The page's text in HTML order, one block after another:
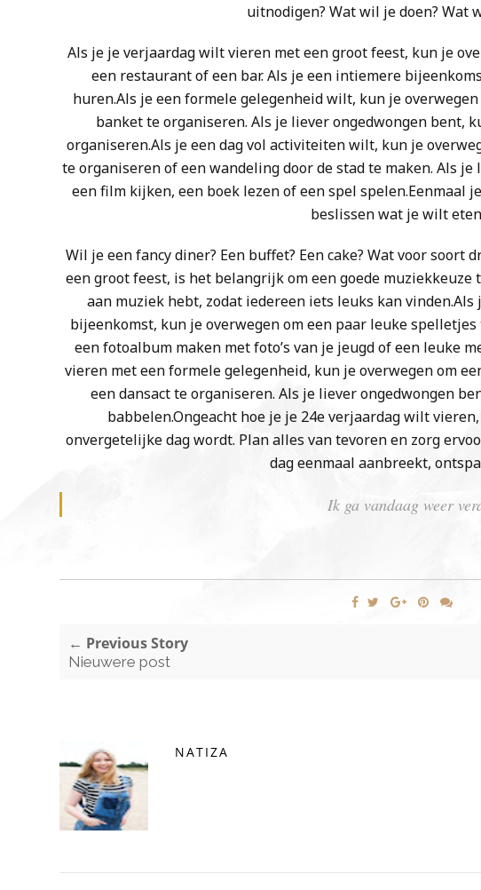
uitnodigen? Wat wil je doen? Wat
Als je je verjaardag wilt vieren met een groot feest, kun je
een restaurant of een bar. Als je een intiemere
huren.Als je een formele gelegenheid wilt, kun je
banket te organiseren. Als je liever ongedwongen bent,
organiseren.Als je een dag vol activiteiten wilt, kun je
te organiseren of een wandeling door de stad te maken. Als
een film kijken, een boek lezen of een spel
beslissen wat je wilt
Wil je een fancy diner? Een buffet? Een cake? Wat voor
een groot feest, is het belangrijk om een ​​goede
aan muziek hebt, zodat iedereen iets leuks kan
bijeenkomst, kun je overwegen om een ​​paar leuke
een fotoalbum maken met foto’s van je jeugd of een leuke
vieren met een formele gelegenheid, kun je overwegen om
een dansact te organiseren. Als je liever ongedwongen
babbelen.Ongeacht hoe je je 24e verjaardag wilt
onvergetelijke dag wordt. Plan alles van tevoren en zorg
dag eenmaal aanbreekt,
Ik ga vandaag weer
← Previous Story
Nieuwere post
NATIZA